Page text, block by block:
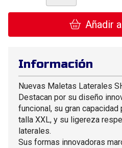
Añadir
Información
Nuevas Maletas Laterales
Destacan por su diseño
funcional, su gran capacidad
talla XXL, y su ligereza
laterales.
Sus formas innovadoras